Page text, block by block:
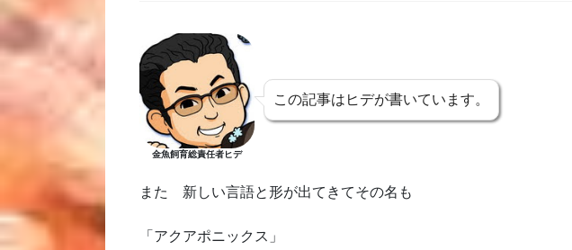
金魚飼育総責任者ヒデ
この記事はヒデが書いています。
また 新しい言語と形が出てきてその名も
「アクアポニックス」